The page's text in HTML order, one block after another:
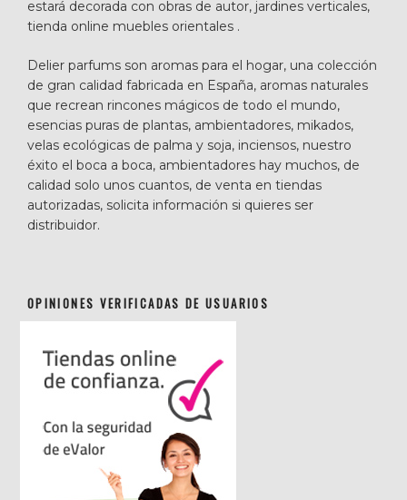
estará decorada con obras de autor, jardines verticales,
tienda online muebles orientales .
Delier parfums son aromas para el hogar, una colección
de gran calidad fabricada en España, aromas naturales
que recrean rincones mágicos de todo el mundo,
esencias puras de plantas, ambientadores, mikados,
velas ecológicas de palma y soja, inciensos, nuestro
éxito el boca a boca, ambientadores hay muchos, de
calidad solo unos cuantos, de venta en tiendas
autorizadas, solicita información si quieres ser
distribuidor.
OPINIONES VERIFICADAS DE USUARIOS